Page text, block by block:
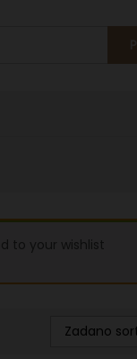
to your wishlist
Zadano